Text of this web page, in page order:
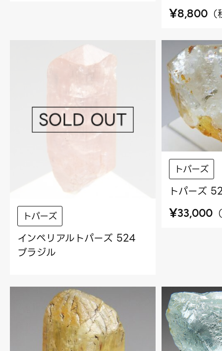
¥8,800 （
トパーズ
インペリアルトパーズ 524
ブラジル
トパーズ
トパーズ
¥33,000 （